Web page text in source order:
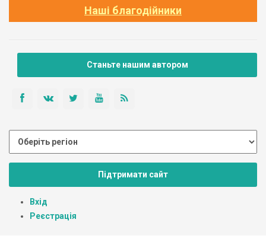
Наші благодійники
Станьте нашим автором
Підтримати сайт
Вхід
Реєстрація